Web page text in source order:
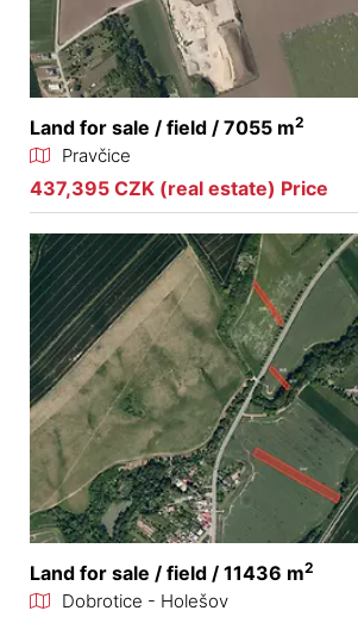
Land for sale / field / 7055 m2
Pravčice
437,395 CZK (real estate) Price
Land for sale / field / 11436 m2
Dobrotice - Holešov